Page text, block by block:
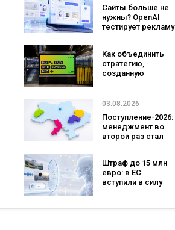
Verizon, AT&T и T-
Mobile
Сайты больше не
нужны? OpenAI
тестирует рекламу
бренда
Как объединить
стратегию,
созданную
izi и агентства
03.08.2026
Поступление-2026:
менеджмент во
второй раз стал
а количество
заявлений —
рекордным за
Штраф до 15 млн
евро: в ЕС
вступили в силу
ИИ-контента